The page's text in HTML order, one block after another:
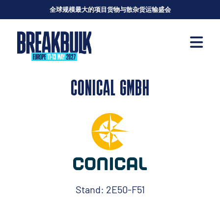
全球规模最大的项目货物与散杂货运输盛会
CONICAL GMBH
Stand: 2E50-F51